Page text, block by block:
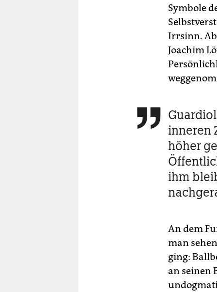
Symbole
Irrsinn.
Joachim

inneren
höher
ihm
An dem
man
ging:
an seinen